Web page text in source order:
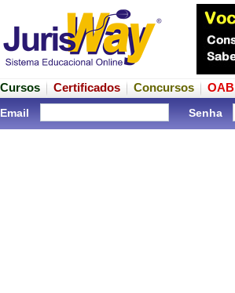
Cursos Certificados Concursos OAB
Email Senha